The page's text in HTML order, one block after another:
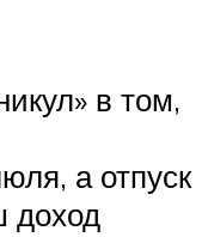
в том,
а отпуск
доход